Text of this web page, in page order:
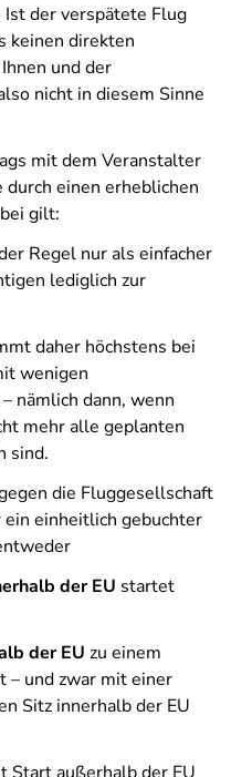
der verspätete Flug
keinen direkten
und der
nicht in diesem Sinne
mit dem Veranstalter
einen erheblichen
gilt:
Regel nur als einfacher
lediglich zur
daher höchstens bei
wenigen
nämlich dann, wenn
mehr alle geplanten
sind.
die Fluggesellschaft
einheitlich gebuchter
der EU startet
der EU zu einem
– und zwar mit einer
Sitz innerhalb der EU